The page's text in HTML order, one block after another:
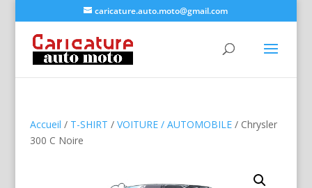
caricature.auto.moto@gmail.com
Accueil / T-SHIRT / VOITURE / AUTOMOBILE/ Chrysler
300 C Noire